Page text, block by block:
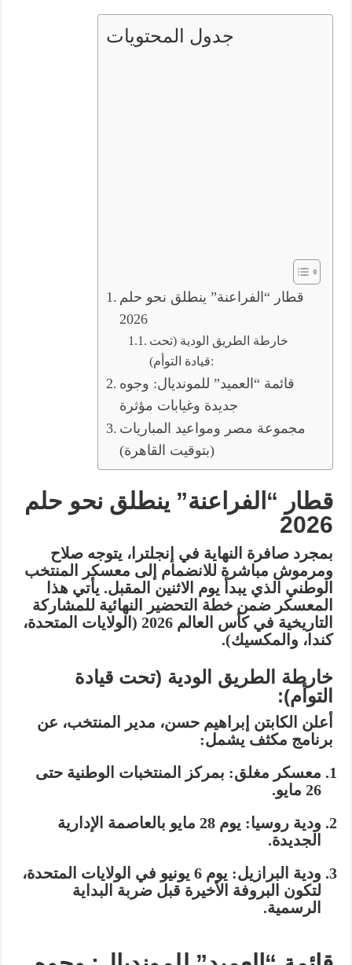
جدول المحتويات
قطار “الفراعنة” ينطلق نحو حلم
2026
خارطة الطريق الودية (تحت
قيادة التوأم):
قائمة “العميد” للمونديال: وجوه
جديدة وغيابات مؤثرة
مجموعة مصر ومواعيد المباريات
(بتوقيت القاهرة)
قطار “الفراعنة” ينطلق نحو حلم
2026
بمجرد صافرة النهاية في إنجلترا، يتوجه صلاح
ومرموش مباشرة للانضمام إلى معسكر المنتخب
الوطني الذي يبدأ يوم الاثنين المقبل. يأتي هذا
المعسكر ضمن خطة التحضير النهائية للمشاركة
التاريخية في كأس العالم 2026 (الولايات المتحدة،
كندا، والمكسيك).
خارطة الطريق الودية (تحت قيادة
التوأم):
أعلن الكابتن إبراهيم حسن، مدير المنتخب، عن
برنامج مكثف يشمل:
معسكر مغلق: بمركز المنتخبات الوطنية حتى
26 مايو.
ودية روسيا:
يوم 28 مايو بالعاصمة الإدارية
الجديدة.
ودية البرازيل:
يوم 6 يونيو في الولايات المتحدة،
لتكون البروفة الأخيرة قبل ضربة البداية
الرسمية.